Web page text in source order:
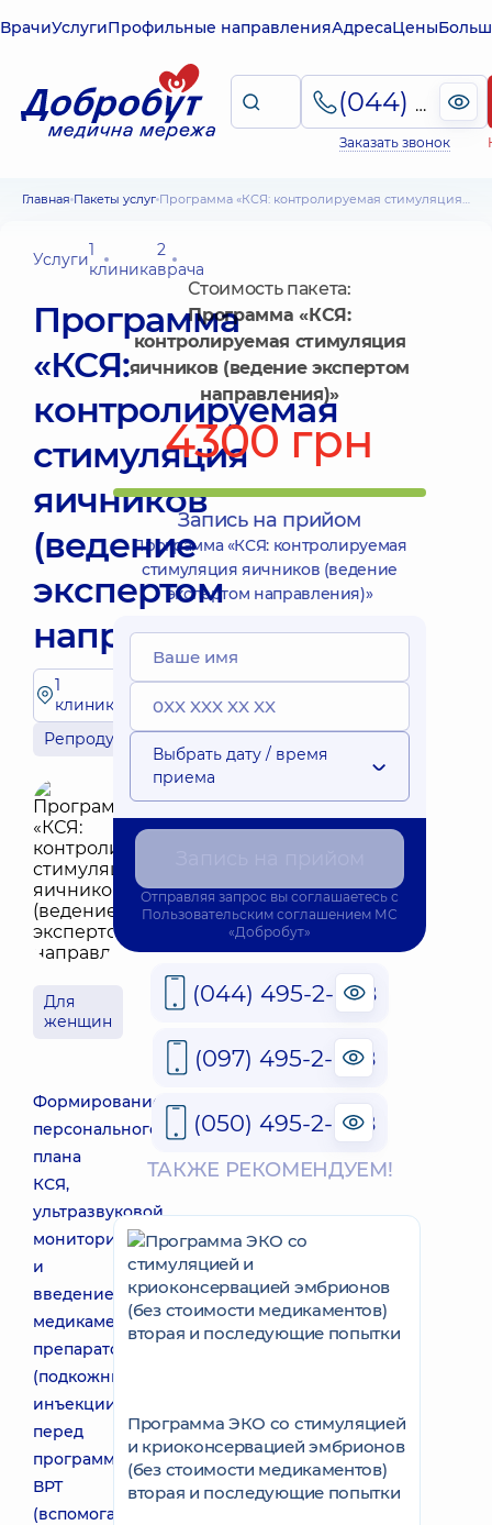
ВрачиУслугиПрофильные направленияАдресаЦены
(044) 495-2-888
Заказать звонок
Главная Пакеты услуг Программа «КСЯ: контролируемая стимуляция яичников (ведение экспертом направления)»
Услуги1
клиника
2
врача
Программа
«КСЯ:
контролируемая
стимуляция
яичников
(ведение
экспертом
направления)»
1
клиника
Репродуктология
Для
женщин
Формирование
персонального
плана
КСЯ,
ультразвуковой
мониторинг
и
введение
медикаментозных
препаратов
(подкожные
инъекции)
перед
программой
ВРТ
(вспомогательных
Стоимость пакета:
Программа «КСЯ:
контролируемая стимуляция
яичников (ведение экспертом
направления)»
4300 грн
Запись на прийом
Программа «КСЯ: контролируемая
стимуляция яичников (ведение
экспертом направления)»
Выбрать дату / время
приема
Отправляя запрос вы соглашаетесь с
Пользовательским соглашением МС
«Добробут»
(044) 495-2-888
(097) 495-2-888
(050) 495-2-888
ТАКЖЕ РЕКОМЕНДУЕМ!
Программа ЭКО со стимуляцией
и криоконсервацией эмбрионов
(без стоимости медикаментов)
вторая и последующие попытки